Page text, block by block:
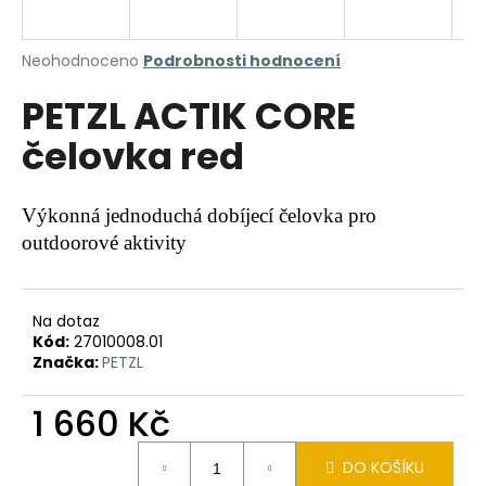
Průměrné
produktu
je
0,0
z
hvězdiček.
Neohodnoceno Podrobnosti hodnocení
PETZL ACTIK CORE
čelovka red
Výkonná jednoduchá dobíjecí čelovka pro
outdoorové aktivity
Na dotaz
Kód: 27010008.01
Značka:PETZL
1 660 Kč
DO KOŠÍKU
j
t
?
D
o
p
o